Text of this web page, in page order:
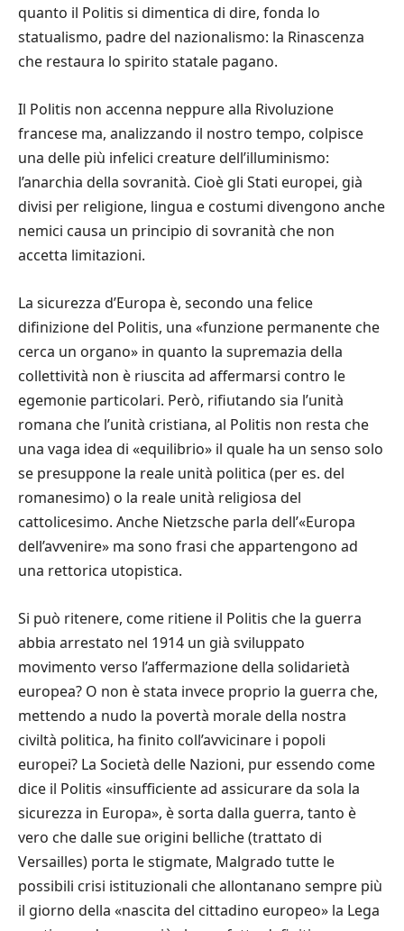
quanto il Politis si dimentica di dire, fonda lo
statualismo, padre del nazionalismo: la Rinascenza
che restaura lo spirito statale pagano.
Il Politis non accenna neppure alla Rivoluzione
francese ma, analizzando il nostro tempo, colpisce
una delle più infelici creature dell’illuminismo:
l’anarchia della sovranità. Cioè gli Stati europei, già
divisi per religione, lingua e costumi divengono anche
nemici causa un principio di sovranità che non
accetta limitazioni.
La sicurezza d’Europa è, secondo una felice
difinizione del Politis, una «funzione permanente che
cerca un organo» in quanto la supremazia della
collettività non è riuscita ad affermarsi contro le
egemonie particolari. Però, rifiutando sia l’unità
romana che l’unità cristiana, al Politis non resta che
una vaga idea di «equilibrio» il quale ha un senso solo
se presuppone la reale unità politica (per es. del
romanesimo) o la reale unità religiosa del
cattolicesimo. Anche Nietzsche parla dell’«Europa
dell’avvenire» ma sono frasi che appartengono ad
una rettorica utopistica.
Si può ritenere, come ritiene il Politis che la guerra
abbia arrestato nel 1914 un già sviluppato
movimento verso l’affermazione della solidarietà
europea? O non è stata invece proprio la guerra che,
mettendo a nudo la povertà morale della nostra
civiltà politica, ha finito coll’avvicinare i popoli
europei? La Società delle Nazioni, pur essendo come
dice il Politis «insufficiente ad assicurare da sola la
sicurezza in Europa», è sorta dalla guerra, tanto è
vero che dalle sue origini belliche (trattato di
Versailles) porta le stigmate, Malgrado tutte le
possibili crisi istituzionali che allontanano sempre più
il giorno della «nascita del cittadino europeo» la Lega